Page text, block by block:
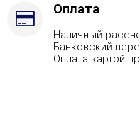
321,
Вид
топлива
Оплата
Наличный
Банковский
Оплата картой